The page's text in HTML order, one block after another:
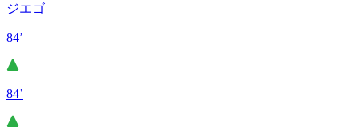
ジエゴ
84’
84’